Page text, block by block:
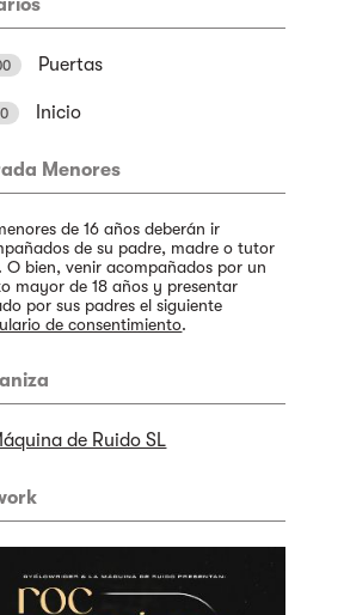
Puertas
Inicio
Menores
de 16 años deberán ir
de su padre, madre o tutor
O bien, venir acompañados por un
mayor de 18 años y presentar
por sus padres el siguiente
de consentimiento.
de Ruido SL